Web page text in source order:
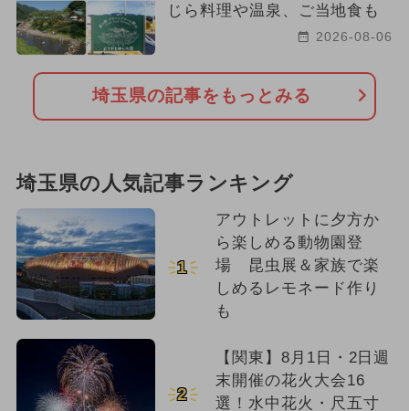
じら料理や温泉、ご当地食も
2026-08-06
埼玉県の記事をもっとみる
埼玉県の人気記事ランキング
1
アウトレットに夕方か
ら楽しめる動物園登
場 昆虫展＆家族で楽
しめるレモネード作り
も
2
【関東】8月1日・2日週
末開催の花火大会16
選！水中花火・尺五寸